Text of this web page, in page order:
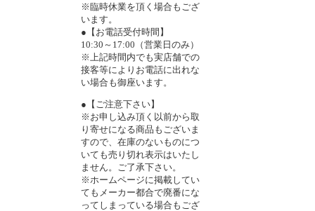
※臨時休業を頂く場合もござ
います。
●【お電話受付時間】
10:30～17:00（営業日のみ）
※上記時間内でも実店舗での
接客等によりお電話に出れな
い場合も御座います。
●【ご注意下さい】
※お申し込み頂く以前から取
り寄せになる商品もございま
すので、在庫のないものにつ
いても売り切れ表示はいたし
ません。ご了承下さい。
※ホームページに掲載してい
てもメーカー都合で廃番にな
ってしまっている場合もござ